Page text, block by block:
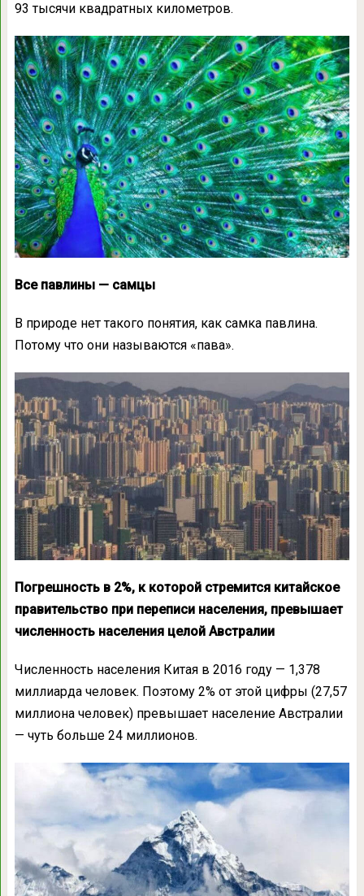
93 тысячи квадратных километров.
Все павлины — самцы
В природе нет такого понятия, как самка павлина.
Потому что они называются «пава».
Погрешность в 2%, к которой стремится китайское
правительство при переписи населения, превышает
численность населения целой Австралии
Численность населения Китая в 2016 году — 1,378
миллиарда человек. Поэтому 2% от этой цифры (27,57
миллиона человек) превышает население Австралии
— чуть больше 24 миллионов.